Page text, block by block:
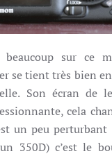
beaucoup sur ce
se tient très bien
Son écran de
cela
un peu perturbant
350D) c’est le